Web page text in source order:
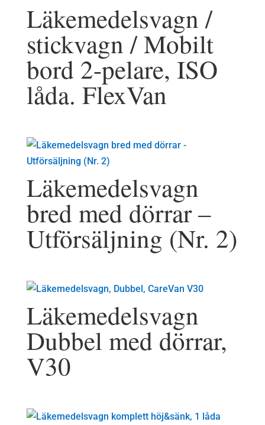
Läkemedelsvagn /
stickvagn / Mobilt
bord 2-pelare, ISO
låda. FlexVan
Läkemedelsvagn
bred med dörrar –
Utförsäljning (Nr. 2)
Läkemedelsvagn
Dubbel med dörrar,
V30